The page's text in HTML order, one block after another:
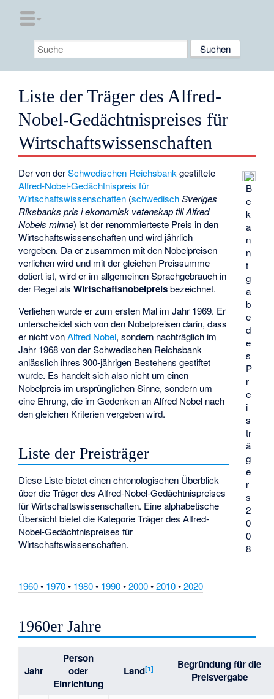
Liste der Träger des Alfred-
Nobel-Gedächtnispreises für
Wirtschaftswissenschaften
B
e
k
a
n
n
t
g
a
b
e
d
e
s
P
r
e
i
s
tr
ä
g
e
r
s
2
0
0
8
Der von derSchwedischen Reichsbankgestiftete
Alfred-Nobel-Gedächtnispreis für
Wirtschaftswissenschaften (schwedisch Sveriges
Riksbanks pris i ekonomisk vetenskap till Alfred
Nobels minne) ist der renommierteste Preis in den
Wirtschaftswissenschaften und wird jährlich
vergeben. Da er zusammen mit den Nobelpreisen
verliehen wird und mit der gleichen Preissumme
dotiert ist, wird er im allgemeinen Sprachgebrauch in
der Regel alsWirtschaftsnobelpreisbezeichnet.
Verliehen wurde er zum ersten Mal im Jahr 1969. Er
unterscheidet sich von den Nobelpreisen darin, dass
er nicht vonAlfred Nobel, sondern nachträglich im
Jahr 1968 von der Schwedischen Reichsbank
anlässlich ihres 300-jährigen Bestehens gestiftet
wurde. Es handelt sich also nicht um einen
Nobelpreis im ursprünglichen Sinne, sondern um
eine Ehrung, die im Gedenken an Alfred Nobel nach
den gleichen Kriterien vergeben wird.
Liste der Preisträger
Diese Liste bietet einen chronologischen Überblick
über die Träger des Alfred-Nobel-Gedächtnispreises
für Wirtschaftswissenschaften. Eine alphabetische
Übersicht bietet die KategorieTräger des Alfred-
Nobel-Gedächtnispreises für
Wirtschaftswissenschaften.
1960• 1970• 1980• 1990•2000•2010•2020
1960er Jahre
Jahr
Person
oder
Einrichtung
Land[1]
Begründung für die
Preisvergabe